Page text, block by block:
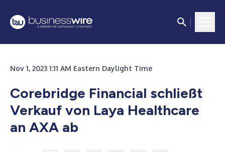
Nov 1, 2023 1:11 AM Eastern Daylight Time
Corebridge Financial schließt
Verkauf von Laya Healthcare
an AXA ab